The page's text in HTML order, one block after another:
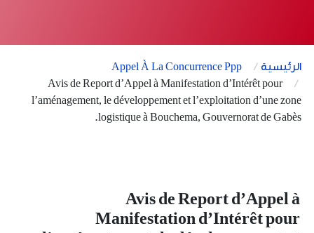
الرئيسية
Appel À La Concurrence Ppp
Avis de Report d’Appel à Manifestation d’Intérêt pour
l’aménagement, le développement et l’exploitation d’une zone
logistique à Bouchema, Gouvernorat de Gabès.
Avis de Report d’Appel à
Manifestation d’Intérêt pour